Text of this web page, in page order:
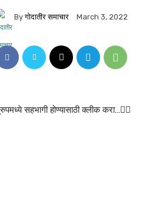
By गोदातीर समाचार March 3, 2022
सहभागी होण्यासाठी क्लीक करा…👆🏻